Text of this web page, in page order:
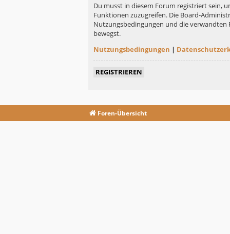
Du musst in diesem Forum registriert sein,
Funktionen zuzugreifen. Die Board-
Nutzungsbedingungen und die verwandten
bewegst.
Nutzungsbedingungen |
REGISTRIEREN
Foren-Übersicht